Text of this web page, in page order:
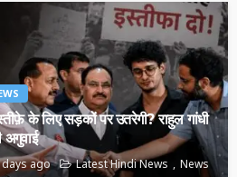
के लिए सड़कों पर उतरेगी? राहुल गांधी
अगुवाई
days ago Latest Hindi News
News